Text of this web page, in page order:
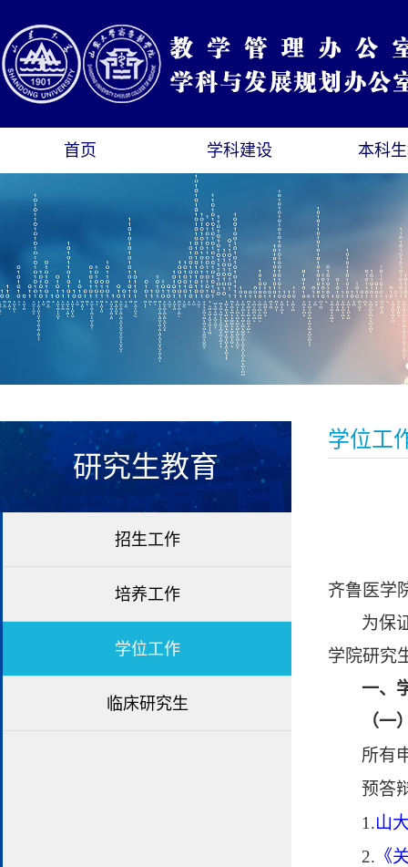
首页 学科建设 本科
研究生教育
招生工作
培养工作
学位工作
临床研究生
学位工
齐鲁医学
为保
学院研究
一、
（
所有
预答
1.山
2. 《